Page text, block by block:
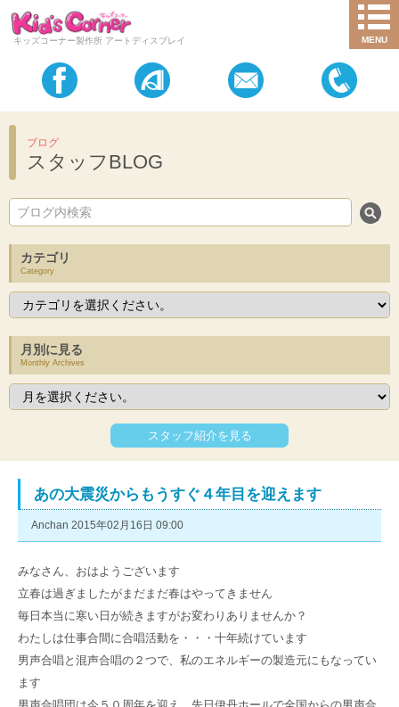
キッズコーナー製作所 アートディスプレイ MENU
ブログ
スタッフBLOG
カテゴリ
Category
月別に見る
Monthly Archives
スタッフ紹介を見る
あの大震災からもうすぐ４年目を迎えます
Anchan 2015年02月16日 09:00
みなさん、おはようございます
立春は過ぎましたがまだまだ春はやってきません
毎日本当に寒い日が続きますがお変わりありませんか？
わたしは仕事合間に合唱活動を・・・十年続けています
男声合唱と混声合唱の２つで、私のエネルギーの製造元にもなってい
ます